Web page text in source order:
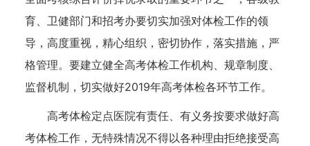
育、卫健部门和招考办要切实加强对体检工作的领
导，高度重视，精心组织，密切协作，落实措施，严
格管理。要建立健全高考体检工作机构、规章制度、
监督机制，切实做好2019年高考体检各环节工作。
高考体检定点医院有责任、有义务按要求做好高
考体检工作，无特殊情况不得以各种理由拒绝接受高